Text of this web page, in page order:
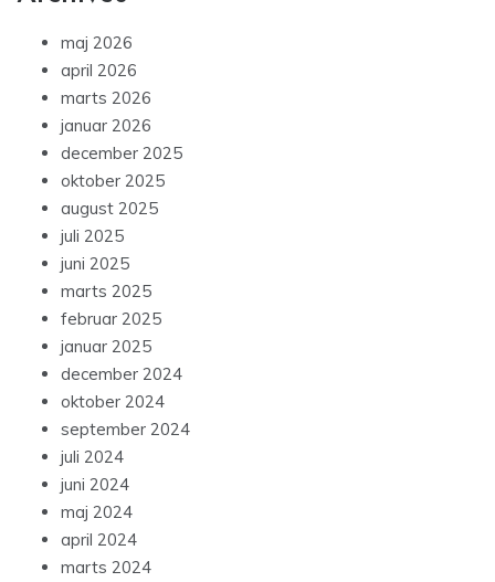
maj 2026
april 2026
marts 2026
januar 2026
december 2025
oktober 2025
august 2025
juli 2025
juni 2025
marts 2025
februar 2025
januar 2025
december 2024
oktober 2024
september 2024
juli 2024
juni 2024
maj 2024
april 2024
marts 2024